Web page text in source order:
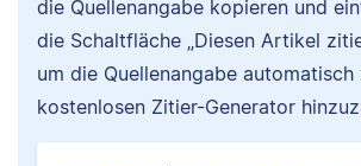
die Quellenangabe kopieren und
die Schaltfläche „Diesen Artikel
um die Quellenangabe automatisch
kostenlosen Zitier-Generator